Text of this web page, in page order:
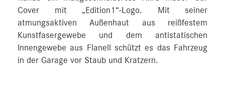
Cover mit „Edition1“-Logo. Mit seiner
atmungsaktiven Außenhaut aus reißfestem
Kunstfasergewebe und dem antistatischen
Innengewebe aus Flanell schützt es das Fahrzeug
in der Garage vor Staub und Kratzern.